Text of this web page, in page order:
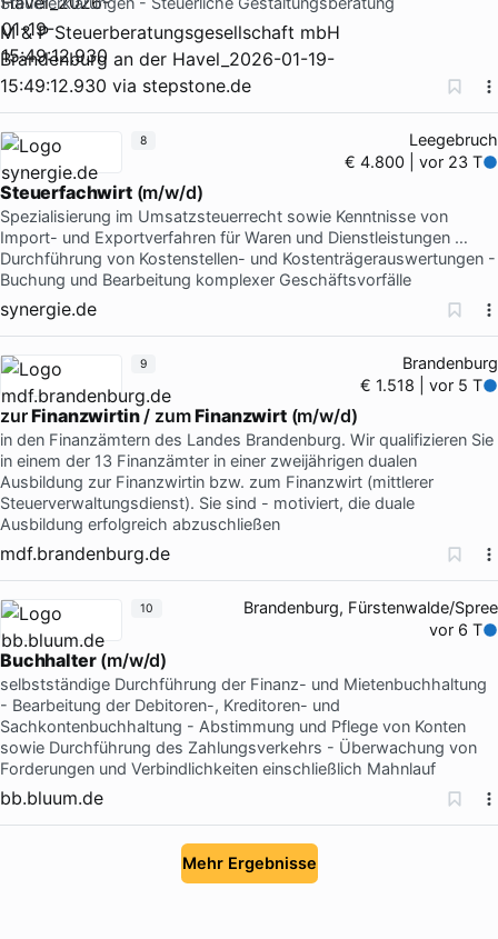
M & P Steuerberatungsgesellschaft mbH
Brandenburg an der Havel_2026-01-19-
15:49:12.930 via stepstone.de
Leegebruch
€ 4.800 | vor 23 T
Steuerfachwirt(m/w/d)
Spezialisierung im Umsatzsteuerrecht sowie Kenntnisse von
Import- und Exportverfahren für Waren und Dienstleistungen …
Durchführung von Kostenstellen- und Kostenträgerauswertungen -
Buchung und Bearbeitung komplexer Geschäftsvorfälle
synergie.de
8
Brandenburg
€ 1.518 | vor 5 T
zurFinanzwirtin/ zumFinanzwirt(m/w/d)
in den Finanzämtern des Landes Brandenburg. Wir qualifizieren Sie
in einem der 13 Finanzämter in einer zweijährigen dualen
Ausbildung zur Finanzwirtin bzw. zum Finanzwirt (mittlerer
Steuerverwaltungsdienst). Sie sind - motiviert, die duale
Ausbildung erfolgreich abzuschließen
mdf.brandenburg.de
9
Brandenburg, Fürstenwalde/Spree
vor 6 T
Buchhalter(m/w/d)
selbstständige Durchführung der Finanz- und Mietenbuchhaltung
- Bearbeitung der Debitoren-, Kreditoren- und
Sachkontenbuchhaltung - Abstimmung und Pflege von Konten
sowie Durchführung des Zahlungsverkehrs - Überwachung von
Forderungen und Verbindlichkeiten einschließlich Mahnlauf
bb.bluum.de
10
Mehr Ergebnisse